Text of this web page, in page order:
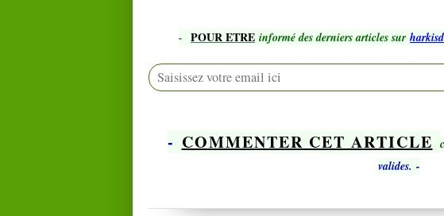
- POUR ETRE informé des derniers articles sur
- COMMENTER CET ARTICLE
valides. -